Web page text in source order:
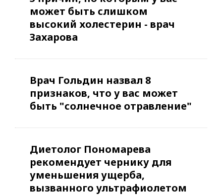
может быть слишком
высокий холестерин - врач
Захарова
Врач Гольдин назвал 8
признаков, что у вас может
быть "солнечное отравление"
Диетолог Пономарева
рекомендует чернику для
уменьшения ущерба,
вызванного ультрафиолетом